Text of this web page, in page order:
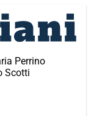
Perrino
Scotti